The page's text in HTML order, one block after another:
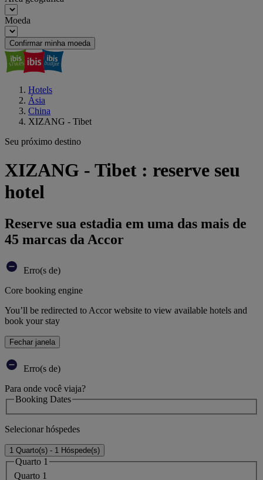
Moeda
Confirmar minha moeda
Hotels
Ásia
China
XIZANG - Tibet
Seu próximo destino
XIZANG - Tibet : reserve seu
hotel
Reserve sua estadia em uma das mais de
45 marcas da Accor
Erro(s de)
Core booking engine
You’ll be redirected to Accor website to view available hotels and
book your stay
Fechar janela
Erro(s de)
Para onde você viaja?
Booking Dates
Selecionar hóspedes
1 Quarto(s) - 1 Hóspede(s)
Quarto 1
Quarto 1